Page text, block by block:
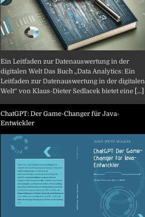
Ein Leitfaden zur Datenauswertung in der
digitalen Welt Das Buch „Data Analytics: Ein
Leitfaden zur Datenauswertung in der digitalen
Welt“ von Klaus-Dieter Sedlacek bietet eine [...]
ChatGPT: Der Game-Changer für Java-
Entwickler